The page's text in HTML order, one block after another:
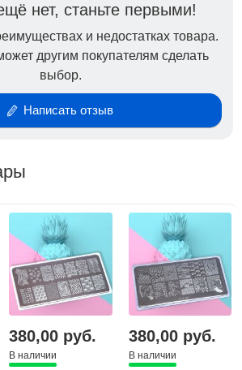
нет, станьте первыми!
и недостатках товара.
другим покупателям сделать
выбор.
Написать отзыв
380,00 руб.
В наличии
380,00 руб.
В наличии